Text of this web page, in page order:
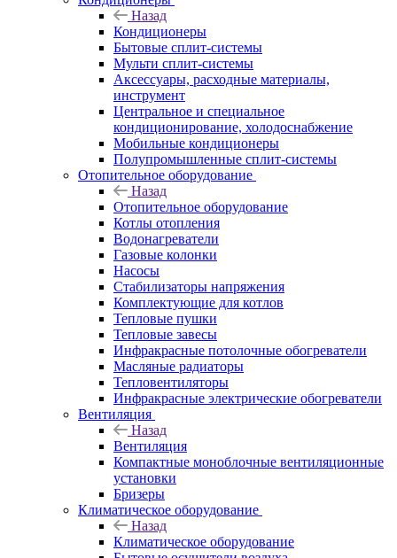
Назад
Кондиционеры
Бытовые сплит-системы
Мульти сплит-системы
Аксессуары, расходные материалы,
инструмент
Центральное и специальное
кондиционирование, холодоснабжение
Мобильные кондиционеры
Полупромышленные сплит-системы
Отопительное оборудование
Назад
Отопительное оборудование
Котлы отопления
Водонагреватели
Газовые колонки
Насосы
Стабилизаторы напряжения
Комплектующие для котлов
Тепловые пушки
Тепловые завесы
Инфракрасные потолочные обогреватели
Масляные радиаторы
Тепловентиляторы
Инфракрасные электрические обогреватели
Вентиляция
Назад
Вентиляция
Компактные моноблочные вентиляционные
установки
Бризеры
Климатическое оборудование
Назад
Климатическое оборудование